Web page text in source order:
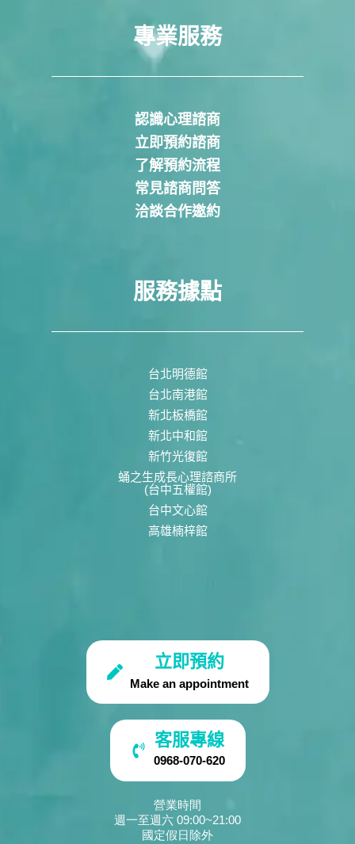
專業服務
認識心理諮商
立即預約諮商
了解預約流程
常見諮商問答
洽談合作邀約
服務據點
台北明德館
台北南港館
新北板橋館
新北中和館
新竹光復館
蛹之生成長心理諮商所
(台中五權館)
台中文心館
高雄楠梓館
立即預約
Make an appointment
客服專線
0968-070-620
營業時間
週一至週六 09:00~21:00
國定假日除外